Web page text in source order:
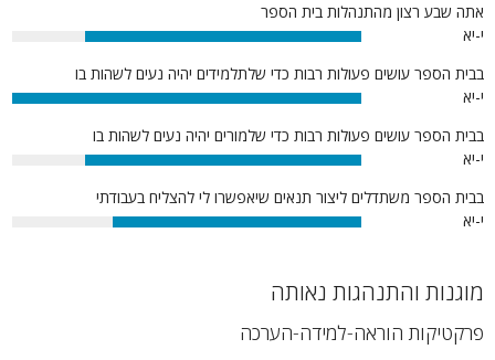
אתה שבע רצון מהתנהלות בית הספר
י-יא
79%
בבית הספר עושים פעולות רבות כדי שלתלמידים יהיה נעים לשהות בו
י-יא
100%
בבית הספר עושים פעולות רבות כדי שלמורים יהיה נעים לשהות בו
י-יא
79%
בבית הספר משתדלים ליצור תנאים שיאפשרו לי להצליח בעבודתי
י-יא
71%
מוגנות והתנהגות נאותה
פרקטיקות הוראה-למידה-הערכה